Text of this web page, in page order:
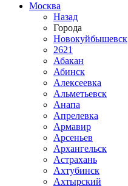
Москва
Назад
Города
Новокуйбышевск
2621
Абакан
Абинск
Алексеевка
Альметьевск
Анапа
Апрелевка
Армавир
Арсеньев
Архангельск
Астрахань
Ахтубинск
Ахтырский